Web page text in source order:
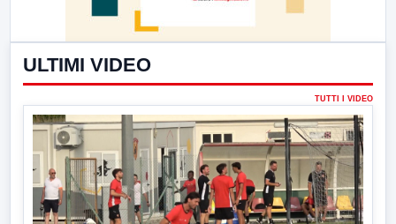
ULTIMI VIDEO
TUTTI I VIDEO